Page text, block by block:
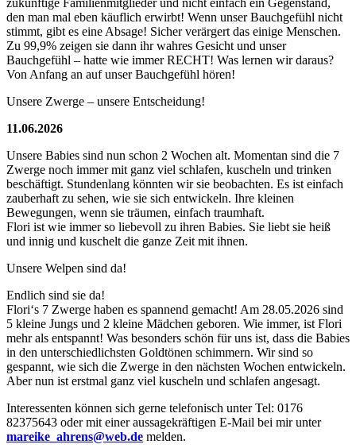
zukünftige Familienmitglieder und nicht einfach ein Gegenstand,
den man mal eben käuflich erwirbt! Wenn unser Bauchgefühl nicht
stimmt, gibt es eine Absage! Sicher verärgert das einige Menschen.
Zu 99,9% zeigen sie dann ihr wahres Gesicht und unser
Bauchgefühl – hatte wie immer RECHT! Was lernen wir daraus?
Von Anfang an auf unser Bauchgefühl hören!
Unsere Zwerge – unsere Entscheidung!
11.06.2026
Unsere Babies sind nun schon 2 Wochen alt. Momentan sind die 7
Zwerge noch immer mit ganz viel schlafen, kuscheln und trinken
beschäftigt. Stundenlang könnten wir sie beobachten. Es ist einfach
zauberhaft zu sehen, wie sie sich entwickeln. Ihre kleinen
Bewegungen, wenn sie träumen, einfach traumhaft.
Flori ist wie immer so liebevoll zu ihren Babies. Sie liebt sie heiß
und innig und kuschelt die ganze Zeit mit ihnen.
Unsere Welpen sind da!
Endlich sind sie da!
Flori‘s 7 Zwerge haben es spannend gemacht! Am 28.05.2026 sind
5 kleine Jungs und 2 kleine Mädchen geboren. Wie immer, ist Flori
mehr als entspannt! Was besonders schön für uns ist, dass die Babies
in den unterschiedlichsten Goldtönen schimmern. Wir sind so
gespannt, wie sich die Zwerge in den nächsten Wochen entwickeln.
Aber nun ist erstmal ganz viel kuscheln und schlafen angesagt.
Interessenten können sich gerne telefonisch unter Tel: 0176
82375643 oder mit einer aussagekräftigen E-Mail bei mir unter
mareike_ahrens@web.de melden.